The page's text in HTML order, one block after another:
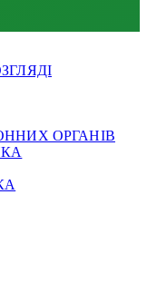
ОРГАНІВ